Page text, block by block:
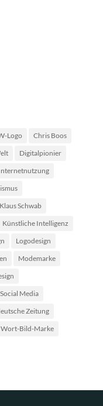
Logo
Chris Boos
Digitalpionier
Klaus Schwab
Künstliche Intelligenz
Logodesign
Modemarke
Social Media
Zeitung
Wort-Bild-Marke